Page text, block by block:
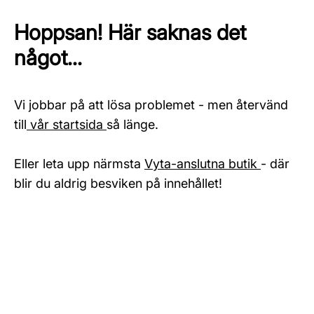
Hoppsan! Här saknas det
något...
Vi jobbar på att lösa problemet - men återvänd
till vår startsida så länge.
Eller leta upp närmsta Vyta-anslutna butik - där
blir du aldrig besviken på innehållet!